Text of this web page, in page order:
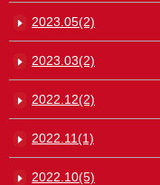
2023.05(2)
2023.03(2)
2022.12(2)
2022.11(1)
2022.10(5)